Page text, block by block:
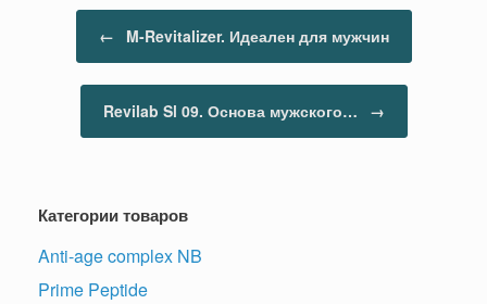
← M-Revitalizer. Идеален для мужчин
Revilab Sl 09. Основа мужского… →
Категории товаров
Anti-age complex NB
Prime Peptide